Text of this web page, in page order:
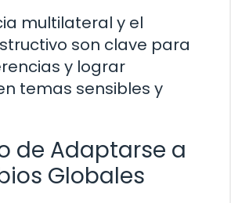
multilateral y el
son clave para
y lograr
temas sensibles y
de Adaptarse a
Globales